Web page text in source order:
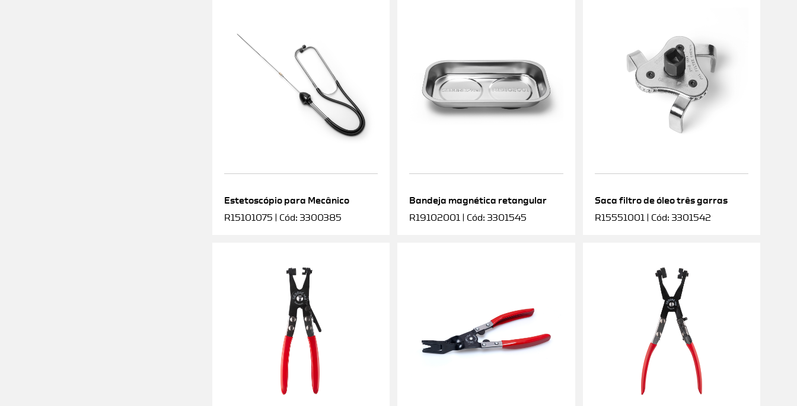
Estetoscópio para Mecânico
R15101075 | Cód: 3300385
Bandeja magnética retangular
R19102001 | Cód: 3301545
Saca filtro de óleo três garras
R15551001 | Cód: 3301542